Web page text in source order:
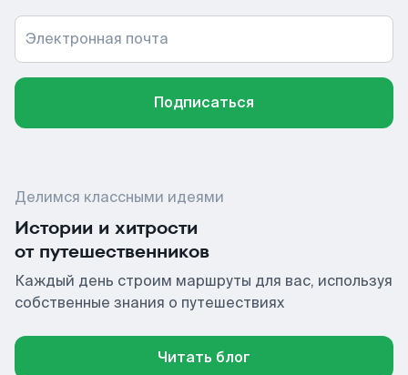
Электронная почта
Подписаться
Делимся классными идеями
Истории и хитрости
от путешественников
Каждый день строим маршруты для вас, используя
собственные знания о путешествиях
Читать блог